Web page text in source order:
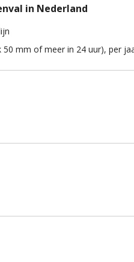
in Nederland
mm of meer in 24 uur), per